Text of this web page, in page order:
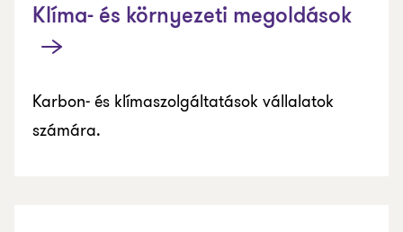
Klíma- és környezeti megoldások
Karbon- és klímaszolgáltatások vállalatok
számára.